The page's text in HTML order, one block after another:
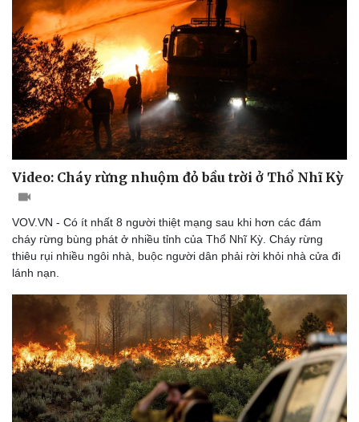
Video: Cháy rừng nhuộm đỏ bầu trời ở Thổ Nhĩ Kỳ
VOV.VN - Có ít nhất 8 người thiệt mạng sau khi hơn các đám
cháy rừng bùng phát ở nhiều tỉnh của Thổ Nhĩ Kỳ. Cháy rừng
thiêu rụi nhiều ngôi nhà, buộc người dân phải rời khỏi nhà cửa đi
lánh nạn.